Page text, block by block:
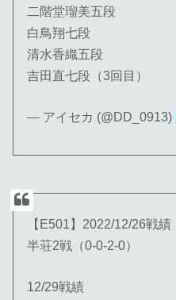
二階堂瑠美五段
白鳥翔七段
清水香織五段
吉田直七段（3回目）
— アイセカ (@DD_0913)
【E501】2022/12/26戦績
半荘2戦（0-0-2-0）
12/29戦績